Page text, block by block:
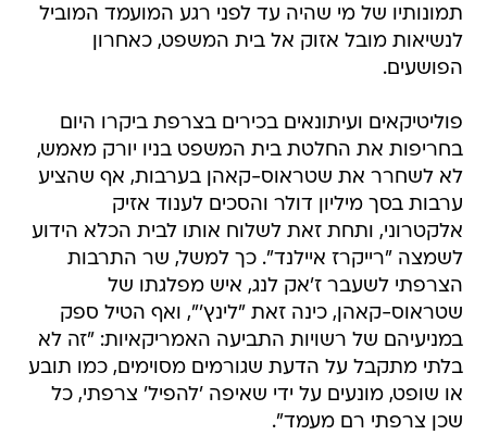
תמונותיו של מי שהיה עד לפני רגע המועמד המוביל
לנשיאות מובל אזוק אל בית המשפט, כאחרון
הפושעים.
פוליטיקאים ועיתונאים בכירים בצרפת ביקרו היום
בחריפות את החלטת בית המשפט בניו יורק מאמש,
לא לשחרר את שטראוס-קאהן בערבות, אף שהציע
ערבות בסך מיליון דולר והסכים לענוד אזיק
אלקטרוני, ותחת זאת לשלוח אותו לבית הכלא הידוע
לשמצה "רייקרז איילנד". כך למשל, שר התרבות
הצרפתי לשעבר ז'אק לנג, איש מפלגתו של
שטראוס-קאהן, כינה זאת "לינץ'", ואף הטיל ספק
במניעיהם של רשויות התביעה האמריקאיות: "זה לא
בלתי מתקבל על הדעת שגורמים מסוימים, כמו תובע
או שופט, מונעים על ידי שאיפה 'להפיל' צרפתי, כל
שכן צרפתי רם מעמד".